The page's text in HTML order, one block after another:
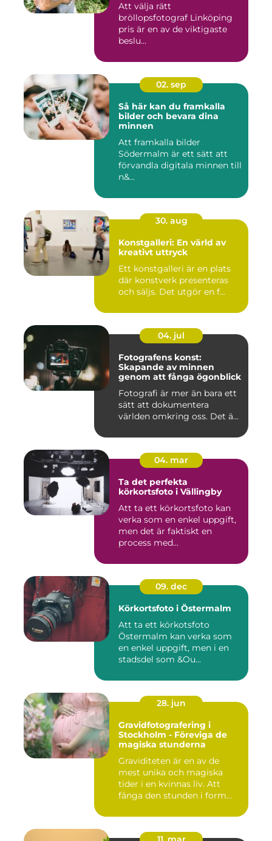
Att välja rätt
bröllopsfotograf Linköping
pris är en av de viktigaste
beslu...
02. sep
Så här kan du framkalla
bilder och bevara dina
minnen
Att framkalla bilder
Södermalm är ett sätt att
förvandla digitala minnen till
n&...
30. aug
Konstgalleri: En värld av
kreativt uttryck
Ett konstgalleri är en plats
där konstverk presenteras
och säljs. Det utgör en f...
04. jul
Fotografens konst:
Skapande av minnen
genom att fånga ögonblick
Fotografi är mer än bara ett
sätt att dokumentera
världen omkring oss. Det ä...
04. mar
Ta det perfekta
körkortsfoto i Vällingby
Att ta ett körkortsfoto kan
verka som en enkel uppgift,
men det är faktiskt en
process med...
09. dec
Körkortsfoto i Östermalm
Att ta ett körkotsfoto
Östermalm kan verka som
en enkel uppgift, men i en
stadsdel som &Ou...
28. jun
Gravidfotografering i
Stockholm - Föreviga de
magiska stunderna
Graviditeten är en av de
mest unika och magiska
tider i en kvinnas liv. Att
fånga den stunden i form...